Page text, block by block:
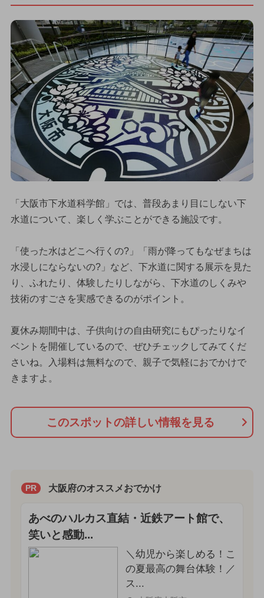
「大阪市下水道科学館」では、普段あまり目にしない下
水道について、楽しく学ぶことができる施設です。
「使った水はどこへ行くの?」「雨が降ってもなぜまちは
水浸しにならないの?」など、下水道に関する展示を見た
り、ふれたり、体験したりしながら、下水道のしくみや
技術のすごさを実感できるのがポイント。
夏休み期間中は、子供向けの自由研究にもぴったりなイ
ベントを開催しているので、ぜひチェックしてみてくだ
さいね。入場料は無料なので、親子で気軽におでかけで
きますよ。
このスポットの詳しい情報を見る
PR 大阪府のオススメおでかけ
あべのハルカス直結・近鉄アート館で、
笑いと感動...
＼幼児から楽しめる！こ
の夏最高の舞台体験！／
ス...